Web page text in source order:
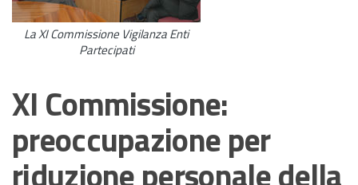
La XI Commissione Vigilanza Enti
Partecipati
XI Commissione:
preoccupazione per